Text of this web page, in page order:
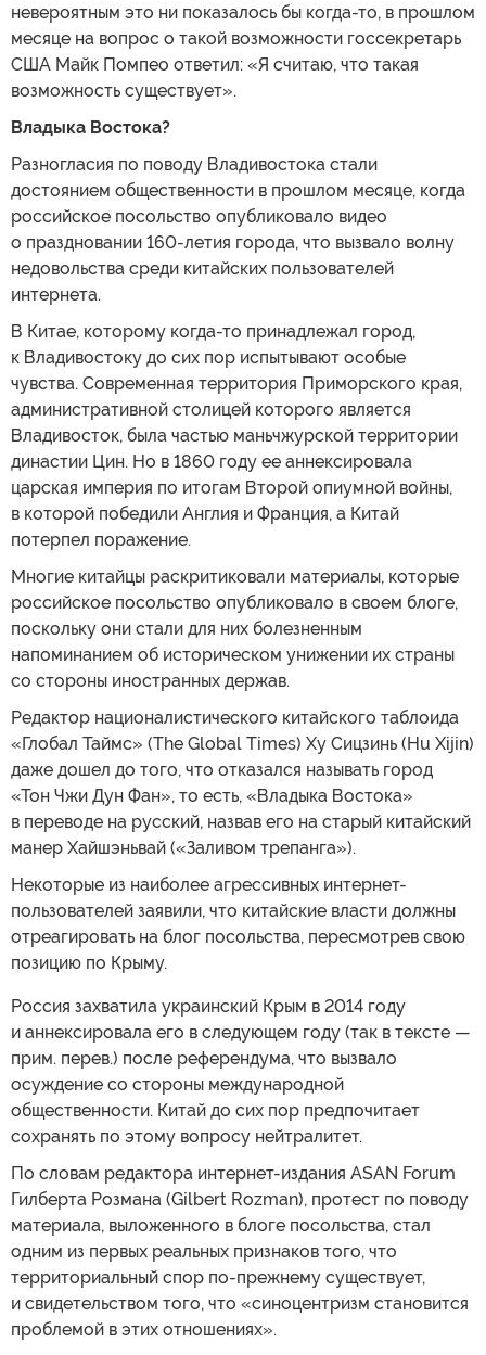
невероятным это ни показалось бы когда-то, в прошлом
месяце на вопрос о такой возможности госсекретарь
США Майк Помпео ответил: «Я считаю, что такая
возможность существует».
Владыка Востока?
Разногласия по поводу Владивостока стали
достоянием общественности в прошлом месяце, когда
российское посольство опубликовало видео
о праздновании 160-летия города, что вызвало волну
недовольства среди китайских пользователей
интернета.
В Китае, которому когда-то принадлежал город,
к Владивостоку до сих пор испытывают особые
чувства. Современная территория Приморского края,
административной столицей которого является
Владивосток, была частью маньчжурской территории
династии Цин. Но в 1860 году ее аннексировала
царская империя по итогам Второй опиумной войны,
в которой победили Англия и Франция, а Китай
потерпел поражение.
Многие китайцы раскритиковали материалы, которые
российское посольство опубликовало в своем блоге,
поскольку они стали для них болезненным
напоминанием об историческом унижении их страны
со стороны иностранных держав.
Редактор националистического китайского таблоида
«Глобал Таймс» (The Global Times) Ху Сицзинь (Hu Xijin)
даже дошел до того, что отказался называть город
«Тон Чжи Дун Фан», то есть, «Владыка Востока»
в переводе на русский, назвав его на старый китайский
манер Хайшэньвай («Заливом трепанга»).
Некоторые из наиболее агрессивных интернет-
пользователей заявили, что китайские власти должны
отреагировать на блог посольства, пересмотрев свою
позицию по Крыму.
Россия захватила украинский Крым в 2014 году
и аннексировала его в следующем году (так в тексте —
прим. перев.) после референдума, что вызвало
осуждение со стороны международной
общественности. Китай до сих пор предпочитает
сохранять по этому вопросу нейтралитет.
По словам редактора интернет-издания ASAN Forum
Гилберта Розмана (Gilbert Rozman), протест по поводу
материала, выложенного в блоге посольства, стал
одним из первых реальных признаков того, что
территориальный спор по-прежнему существует,
и свидетельством того, что «синоцентризм становится
проблемой в этих отношениях».